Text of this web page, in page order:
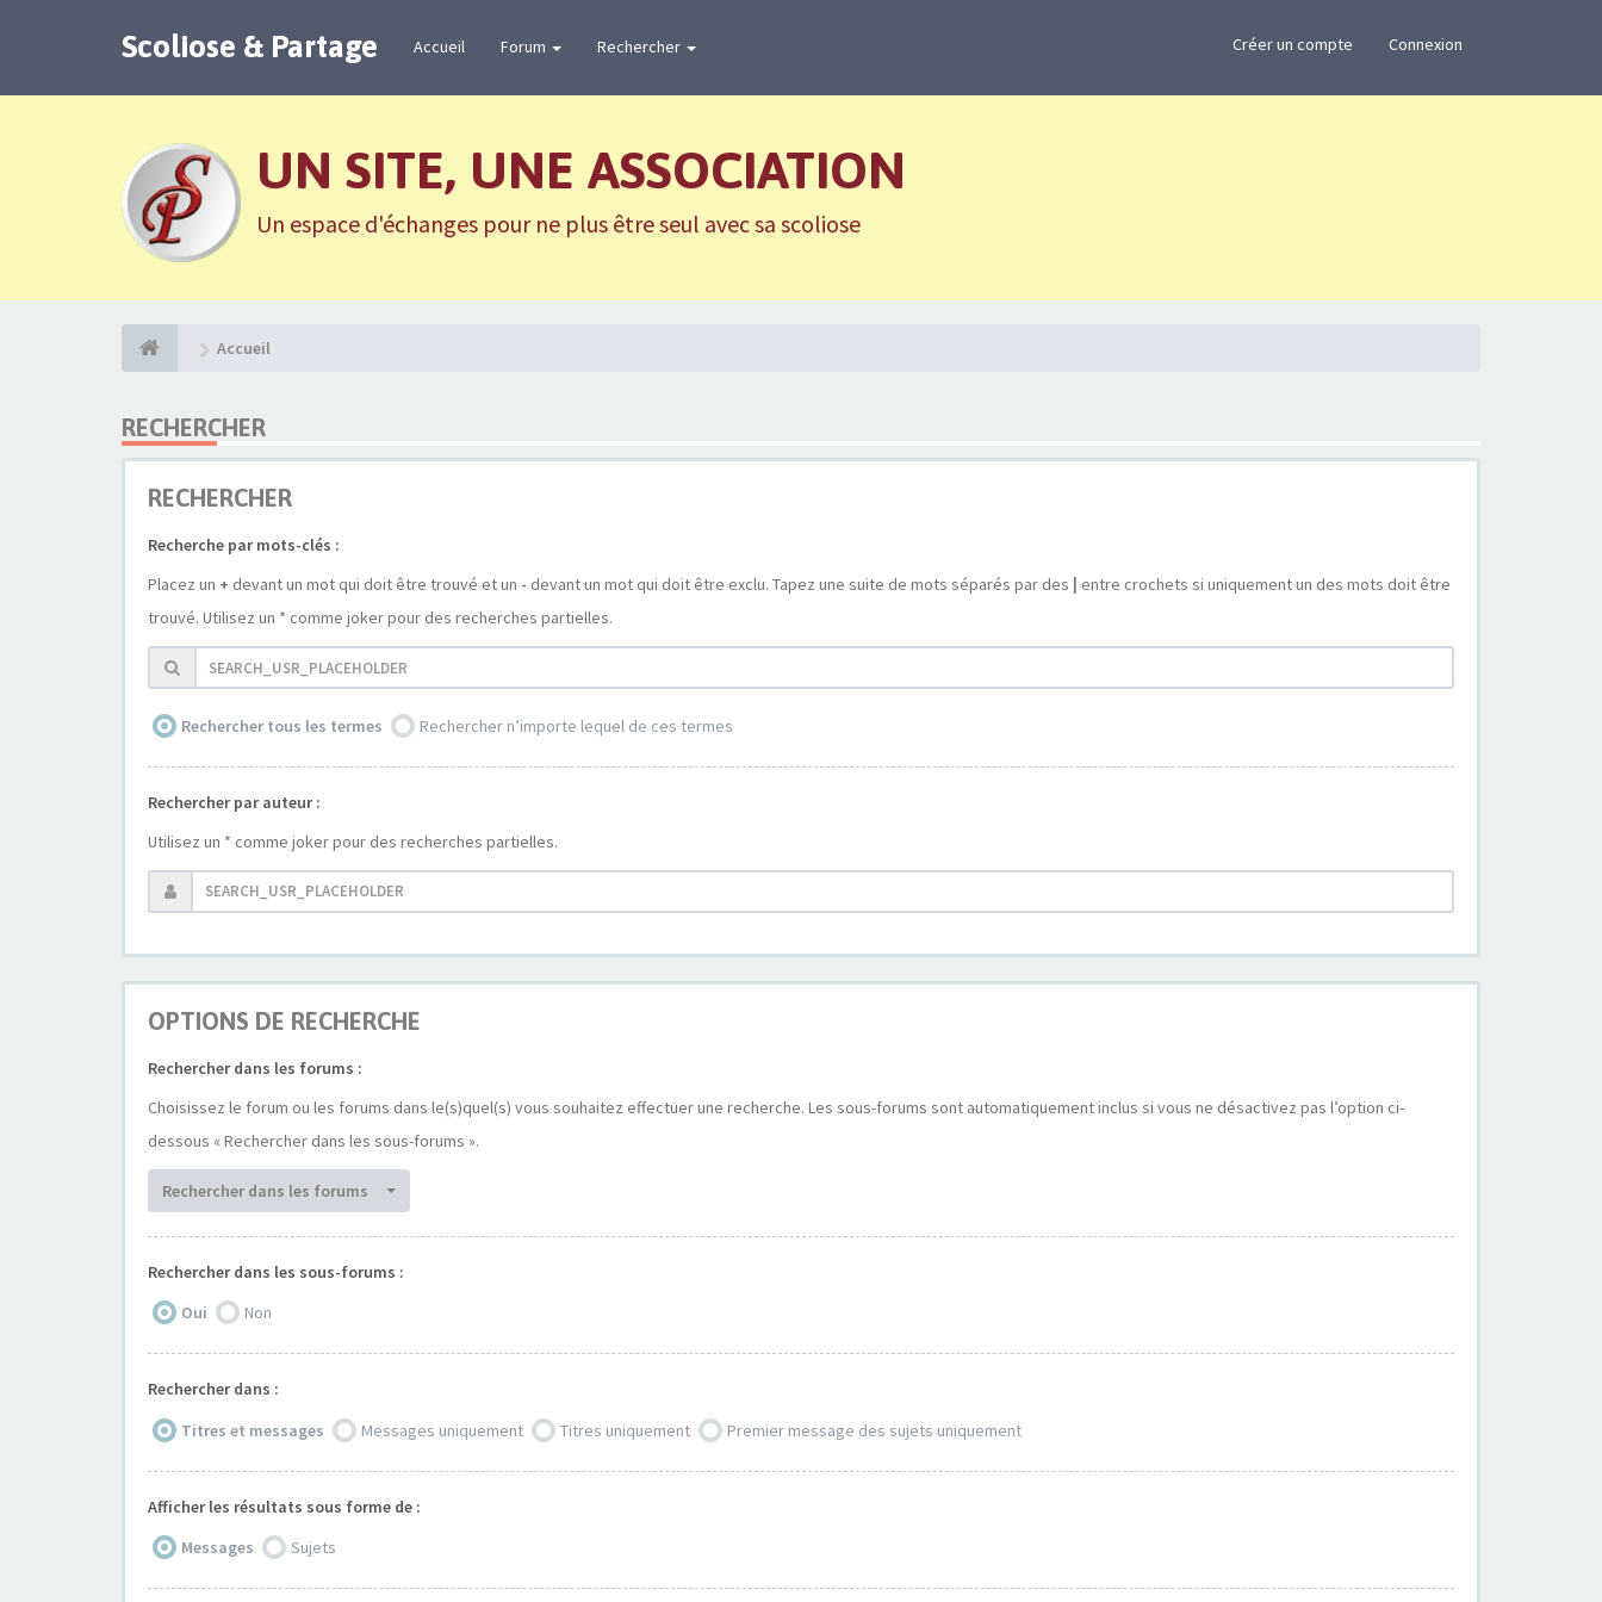
Scoliose & Partage Accueil Forum Rechercher Créer un compte Connexion
UN SITE, UNE ASSOCIATION
Un espace d'échanges pour ne plus être seul avec sa scoliose
Accueil
RECHERCHER
RECHERCHER
Recherche par mots-clés :
Placez un + devant un mot qui doit être trouvé et un - devant un mot qui doit être exclu. Tapez une suite de mots séparés par des | entre crochets si uniquement un des mots doit être
trouvé. Utilisez un * comme joker pour des recherches partielles.
Rechercher tous les termes Rechercher n’importe lequel de ces termes
Rechercher par auteur :
Utilisez un * comme joker pour des recherches partielles.
OPTIONS DE RECHERCHE
Rechercher dans les forums :
Choisissez le forum ou les forums dans le(s)quel(s) vous souhaitez effectuer une recherche. Les sous-forums sont automatiquement inclus si vous ne désactivez pas l’option ci-
dessous « Rechercher dans les sous-forums ».
Rechercher dans les forums
Rechercher dans les sous-forums :
Oui
Non
Rechercher dans :
Titres et messages
Messages uniquement Titres uniquement Premier message des sujets uniquement
Afficher les résultats sous forme de :
Messages
Sujets